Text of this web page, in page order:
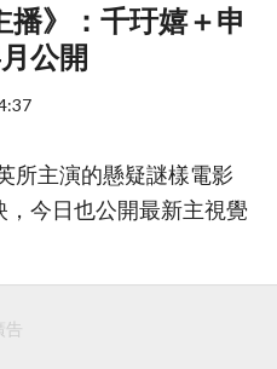
》：千玗嬉＋申
公開
所主演的懸疑謎樣電影
，今日也公開最新主視覺
告